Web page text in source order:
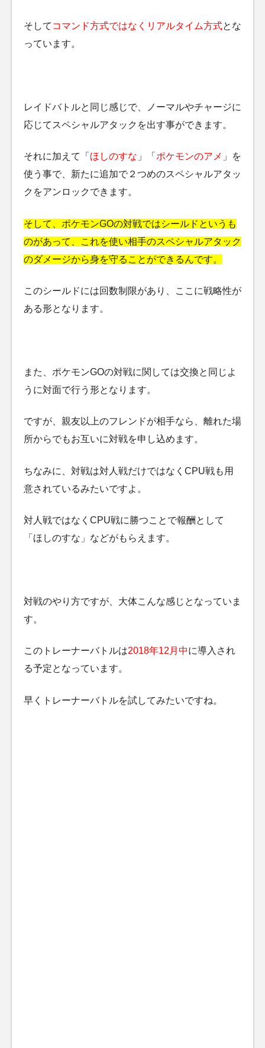
そして コマンド方式ではなくリアルタイム方式とな
っています。
レイドバトルと同じ感じで、ノーマルやチャージに
応じてスペシャルアタックを出す事ができます。
それに加えて「 ほしのすな 」「 ポケモンのアメ 」を
使う事で、新たに追加で２つめのスペシャルアタッ
クをアンロックできます。
そして、ポケモンGOの対戦ではシールドというも
のがあって、これを使い相手のスペシャルアタック
のダメージから身を守ることができるんです。
このシールドには回数制限があり、ここに戦略性が
ある形となります。
また、ポケモンGOの対戦に関しては交換と同じよ
うに対面で行う形となります。
ですが、親友以上のフレンドが相手なら、離れた場
所からでもお互いに対戦を申し込めます。
ちなみに、対戦は対人戦だけではなくCPU戦も用
意されているみたいですよ。
対人戦ではなくCPU戦に勝つことで報酬として
「ほしのすな」などがもらえます。
対戦のやり方ですが、大体こんな感じとなっていま
す。
このトレーナーバトルは2018年12月中に導入され
る予定となっています。
早くトレーナーバトルを試してみたいですね。